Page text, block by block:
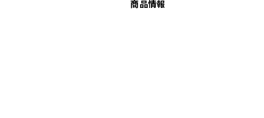
商品情報